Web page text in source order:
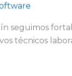
seguimos
técnicos